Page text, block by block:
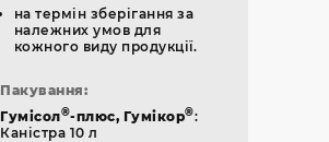
на термін зберігання за
належних умов для
кожного виду продукції.
Пакування:
Гумісол®-плюс, Гумікор®:
Каністра 10 л